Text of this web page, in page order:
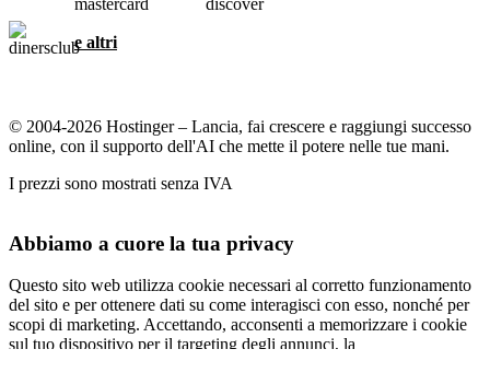
e altri
© 2004-2026 Hostinger – Lancia, fai crescere e raggiungi successo
online, con il supporto dell'AI che mette il potere nelle tue mani.
I prezzi sono mostrati senza IVA
Abbiamo a cuore la tua privacy
Questo sito web utilizza cookie necessari al corretto funzionamento
del sito e per ottenere dati su come interagisci con esso, nonché per
scopi di marketing. Accettando, acconsenti a memorizzare i cookie
sul tuo dispositivo per il targeting degli annunci, la